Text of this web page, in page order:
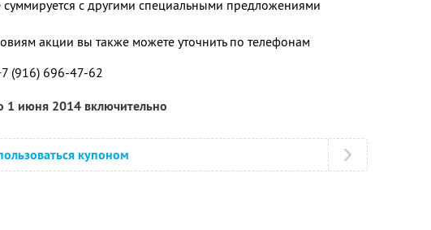
суммируется с другими специальными предложениями
акции вы также можете уточнить по телефонам
(916) 696-47-62
1 июня 2014 включительно
купоном